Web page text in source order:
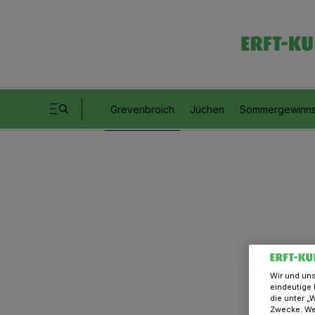
Grevenbroich Jüchen
Wir und
eindeutige
die unter
Zwecke.